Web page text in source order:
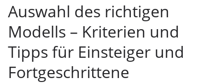
Auswahl des richtigen
Modells – Kriterien und
Tipps für Einsteiger und
Fortgeschrittene